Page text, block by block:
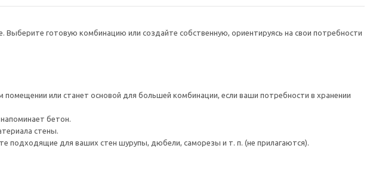
готовую комбинацию или создайте собственную, ориентируясь на свои потребности
или станет основой для большей комбинации, если ваши потребности в хранении
бетон.
стены.
подходящие для ваших стен шурупы, дюбели, саморезы и т. п. (не прилагаются).